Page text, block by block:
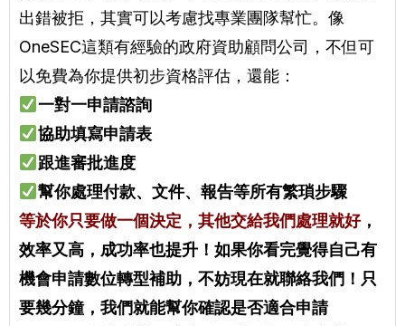
出錯被拒，其實可以考慮找專業團隊幫忙。像
OneSEC這類有經驗的政府資助顧問公司，不但可
以免費為你提供初步資格評估，還能：
一對一申請諮詢
協助填寫申請表
跟進審批進度
幫你處理付款、文件、報告等所有繁瑣步驟
等於你只要做一個決定，其他交給我們處理就好，
效率又高，成功率也提升！如果你看完覺得自己有
機會申請數位轉型補助，不妨現在就聯絡我們！只
要幾分鐘，我們就能幫你確認是否適合申請